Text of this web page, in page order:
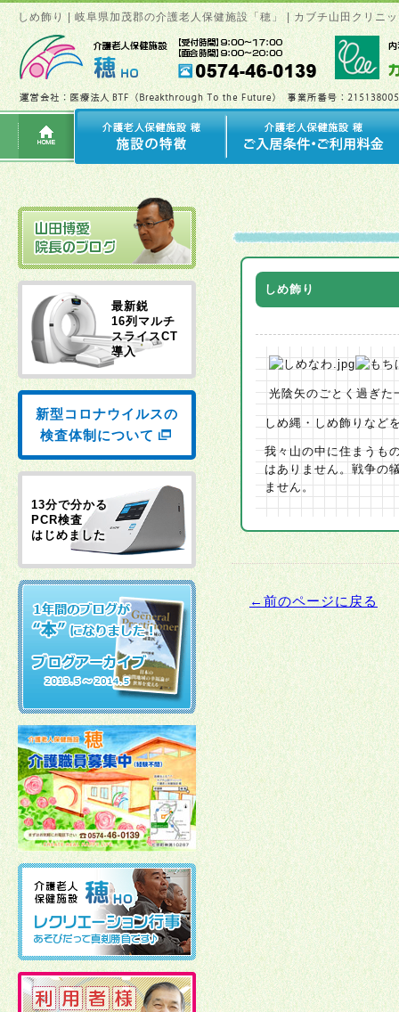
しめ飾り | 岐阜県加茂郡の介護老人保健施設「穂」 | カブチ山田クリニ
しめ飾り
光陰矢のごとく過ぎた
しめ縄・しめ飾りなど
我々山の中に住まうも
はありません。戦争の
ません。
←前のページに戻る
最新鋭
16列マルチ
スライスCT
導入
新型コロナウイルスの
検査体制について
13分で分かる
PCR検査
はじめました